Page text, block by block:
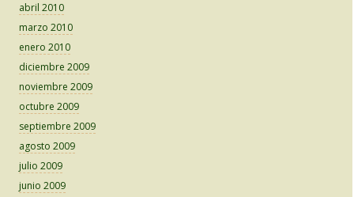
abril 2010
marzo 2010
enero 2010
diciembre 2009
noviembre 2009
octubre 2009
septiembre 2009
agosto 2009
julio 2009
junio 2009